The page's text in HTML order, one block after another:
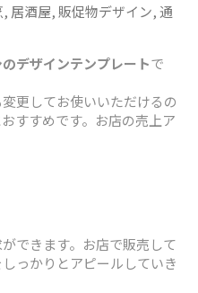
, 居酒屋, 販促物デザイン,通
デザインテンプレートで
更してお使いいただけるの
すすめです。お店の売上ア
できます。お店で販売して
っかりとアピールしていき